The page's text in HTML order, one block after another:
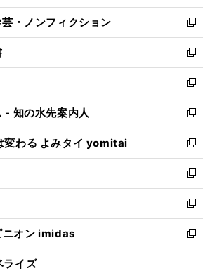
開
く
ウ
で
開
く
ン
ド
ウ
で
開
く
ウ
ィ
ン
ド
ウ
で
開
く
・ノンフィクション
新
し
い
ウ
ィ
ン
ド
ウ
で
開
く
新
し
い
ウ
ィ
ン
ド
ウ
で
開
く
新
し
い
ウ
ィ
ン
ド
ウ
で
開
く
- 知の水先案内人
新
し
い
ウ
ィ
ン
ド
ウ
で
開
変わる よみタイ yomitai
新
し
い
ウ
ィ
ン
ド
ウ
新
し
い
ウ
ィ
ン
新
し
い
ウ
ニオン imidas
新
し
ライズ